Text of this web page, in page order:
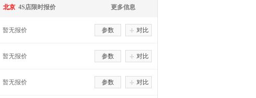
北京 4S店限时报价 更多信息
暂无报价 参数 对比
暂无报价 参数 对比
暂无报价 参数 对比